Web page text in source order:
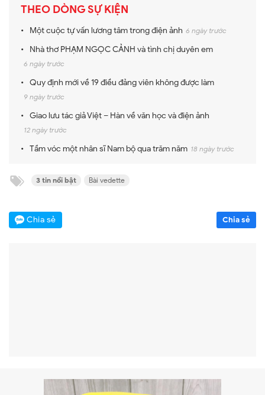
THEO DÒNG SỰ KIỆN
Một cuộc tự vấn lương tâm trong điện ảnh 6 ngày trước
Nhà thơ PHẠM NGỌC CẢNH và tình chị duyên em
6 ngày trước
Quy định mới về 19 điều đảng viên không được làm
9 ngày trước
Giao lưu tác giả Việt – Hàn về văn học và điện ảnh
12 ngày trước
Tầm vóc một nhân sĩ Nam bộ qua trăm năm 18 ngày trước
3 tin nổi bật Bài vedette
Chia sẻ Chia sẻ